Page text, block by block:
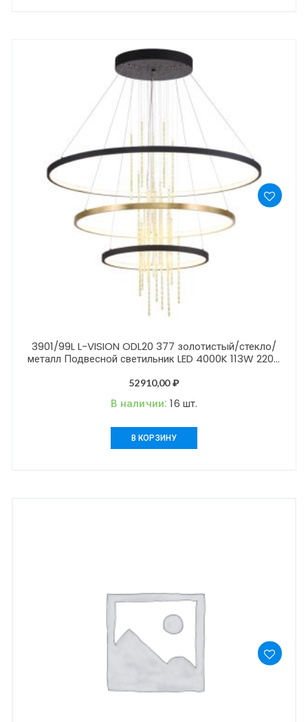
3901/99L L-VISION ODL20 377 золотистый/стекло/
металл Подвесной светильник LED 4000K 113W 220V
52910,00₽
В наличии:16 шт.
В КОРЗИНУ